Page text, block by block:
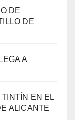
DE
DE
A
EN EL
ALICANTE